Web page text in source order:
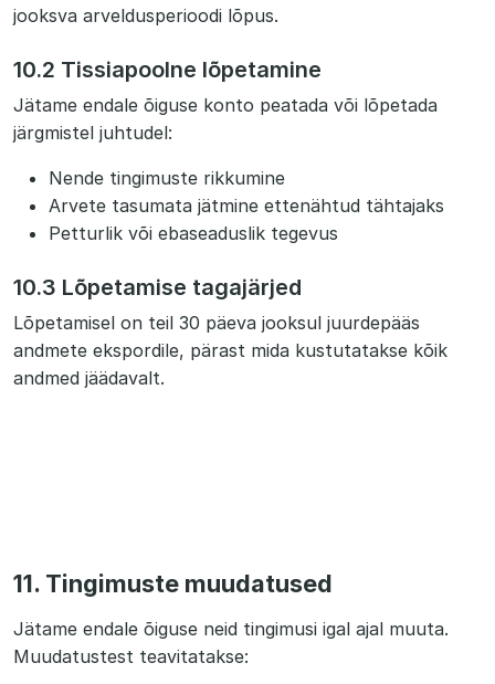
jooksva arveldusperioodi lõpus.
10.2 Tissiapoolne lõpetamine
Jätame endale õiguse konto peatada või lõpetada
järgmistel juhtudel:
Nende tingimuste rikkumine
Arvete tasumata jätmine ettenähtud tähtajaks
Petturlik või ebaseaduslik tegevus
10.3 Lõpetamise tagajärjed
Lõpetamisel on teil 30 päeva jooksul juurdepääs
andmete ekspordile, pärast mida kustutatakse kõik
andmed jäädavalt.
11. Tingimuste muudatused
Jätame endale õiguse neid tingimusi igal ajal muuta.
Muudatustest teavitatakse: